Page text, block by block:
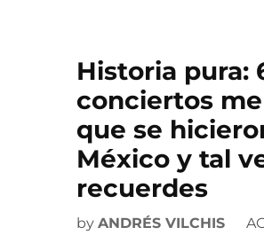
Historia pura:
conciertos
que se
México y tal
recuerdes
by ANDRÉS VILCHIS